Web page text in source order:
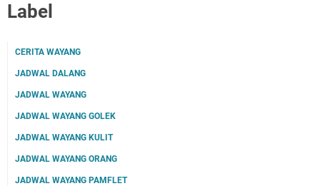
Label
CERITA WAYANG
JADWAL DALANG
JADWAL WAYANG
JADWAL WAYANG GOLEK
JADWAL WAYANG KULIT
JADWAL WAYANG ORANG
JADWAL WAYANG PAMFLET